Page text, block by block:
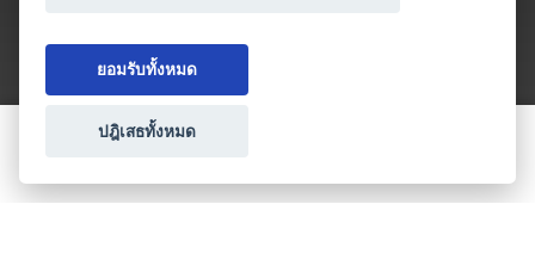
ประเภทธุรกิจไมซ์
ยอมรับทั้งหมด
ปฎิเสธทั้งหมด